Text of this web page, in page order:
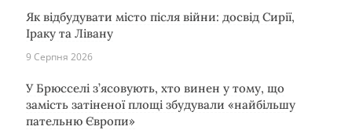
Як відбудувати місто після війни: досвід Сирії,
Іраку та Лівану
9 Серпня 2026
У Брюсселі з’ясовують, хто винен у тому, що
замість затіненої площі збудували «найбільшу
пательню Європи»